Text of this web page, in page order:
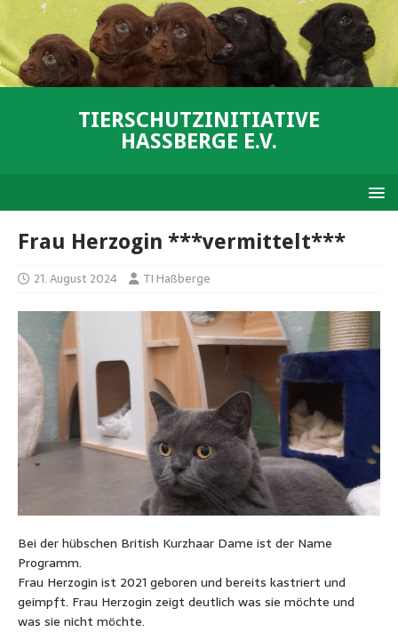
TIERSCHUTZINITIATIVE
HASSBERGE E.V.
Frau Herzogin ***vermittelt***
21. August 2024 TI Haßberge
Bei der hübschen British Kurzhaar Dame ist der Name
Programm.
Frau Herzogin ist 2021 geboren und bereits kastriert und
geimpft. Frau Herzogin zeigt deutlich was sie möchte und
was sie nicht möchte.